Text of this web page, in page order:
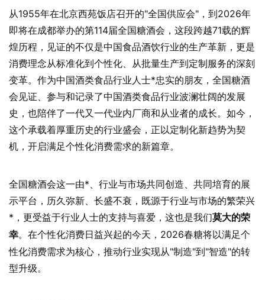
从1955年在北京西苑饭店召开的"全国供应会"，到2026年
即将在成都举办的第114届全国糖酒会，这段跨越71载的辉
煌历程，见证的不仅是中国食品酒饮行业的生产革新，更是
消费理念从标准化到个性化、从批量生产到定制服务的深刻
变革。作为中国酒类食品行业人士*忠实的朋友，全国糖酒
会见证、参与和记录了中国酒类食品行业波澜壮阔的发展
史，也陪伴了一代又一代业内厂商和从业者的成长。如今，
这个承载着厚重历史的行业盛会，正以定制化新趋势为契
机，开启满足个性化消费需求的新篇章。
全国糖酒会这一由*、行业与市场共同创造、共同培育的展
示平台，历久弥新、长盛不衰，既源于行业与市场的繁荣兴
*，更受益于行业人士的支持与喜爱，这也是我们莫大的荣
幸。在个性化消费日益兴起的今天，2026春糖将以满足个
性化消费需求为核心，推动行业实现从"制造"到"智造"的转
型升级。